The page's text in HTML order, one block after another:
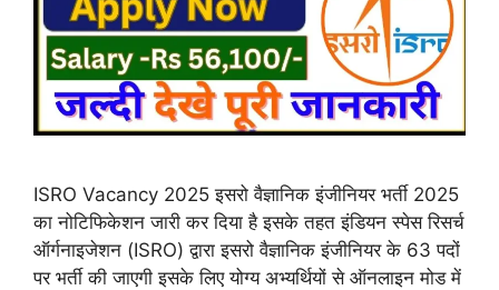
ISRO Vacancy 2025 इसरो वैज्ञानिक इंजीनियर भर्ती 2025
का नोटिफिकेशन जारी कर दिया है इसके तहत इंडियन स्पेस रिसर्च
ऑर्गनाइजेशन (ISRO) द्वारा इसरो वैज्ञानिक इंजीनियर के 63 पदों
पर भर्ती की जाएगी इसके लिए योग्य अभ्यर्थियों से ऑनलाइन मोड में